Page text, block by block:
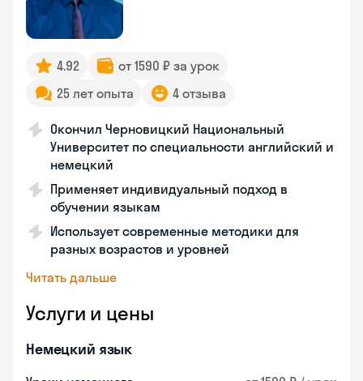
4.92
от 1590 ₽ за урок
25 лет опыта
4 отзыва
Окончил Черновицкий Национальный
Университет по специальности английский и
немецкий
Применяет индивидуальный подход в
обучении языкам
Использует современные методики для
разных возрастов и уровней
Читать дальше
Услуги и цены
Немецкий язык